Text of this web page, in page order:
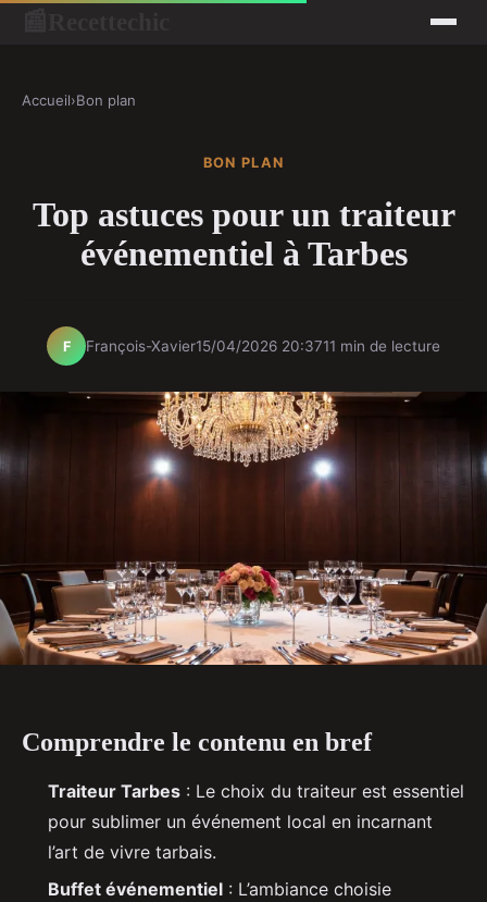
Accueil›Bon plan
BON PLAN
Top astuces pour un traiteur
événementiel à Tarbes
F François-Xavier15/04/2026 20:3711 min de lecture
Comprendre le contenu en bref
Traiteur Tarbes : Le choix du traiteur est essentiel
pour sublimer un événement local en incarnant
l’art de vivre tarbais.
Buffet événementiel : L’ambiance choisie